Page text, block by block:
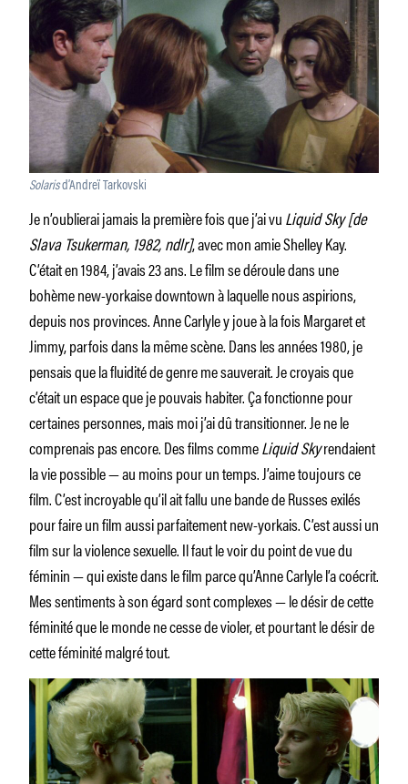
Solarisd’Andreï Tarkovski
Je n’oublierai jamais la première fois que j’ai vuLiquid Sky [de
Slava Tsukerman, 1982, ndlr], avec mon amie Shelley Kay.
C’était en 1984, j’avais 23 ans. Le film se déroule dans une
bohème new-yorkaise downtown à laquelle nous aspirions,
depuis nos provinces. Anne Carlyle y joue à la fois Margaret et
Jimmy, parfois dans la même scène. Dans les années 1980, je
pensais que la fluidité de genre me sauverait. Je croyais que
c’était un espace que je pouvais habiter. Ça fonctionne pour
certaines personnes, mais moi j’ai dû transitionner. Je ne le
comprenais pas encore. Des films commeLiquid Skyrendaient
la vie possible — au moins pour un temps. J’aime toujours ce
film. C’est incroyable qu’il ait fallu une bande de Russes exilés
pour faire un film aussi parfaitement new-yorkais. C’est aussi un
film sur la violence sexuelle. Il faut le voir du point de vue du
féminin — qui existe dans le film parce qu’Anne Carlyle l’a coécrit.
Mes sentiments à son égard sont complexes — le désir de cette
féminité que le monde ne cesse de violer, et pourtant le désir de
cette féminité malgré tout.